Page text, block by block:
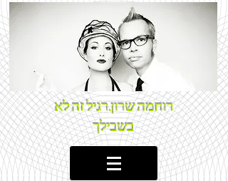
רוחמה שרון.רגיל זה לא
בשבילך